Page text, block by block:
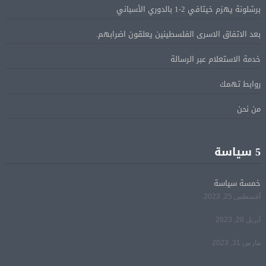
الإسرائيلية بالقدس.. ويطلق تحركا دوليا لوقفها
ترامب: مضيق هرمز سيفتح قريبًا أو ستواجه إيران ضربة
قاسية
الكامل مع اليونان في مواجهة تداعيات حرائق الغابات
الرئيس السيسى يستقبل ملك البحرين فى مطار العلمين
فى زيارة لتعزيز أواصر الأخوة الراسخة بين البلدين
برشلونة يهزم خيتافي 2-1 بالدوري الأسباني
بعد الاتفاق الاسرى الفلسطينين يعلقون اضرابهم.
خدمة الاستعلام عبر الرسالة
روابط تهمك
من نحن
5 سياسة
خمسة سياسة
أغسطس 25, 2023
أبريل 28, 2023
مارس 31, 2023